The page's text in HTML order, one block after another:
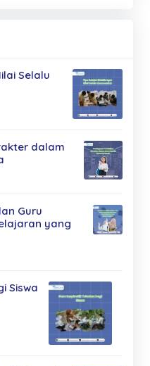
Selalu
dalam
Guru
yang
Siswa